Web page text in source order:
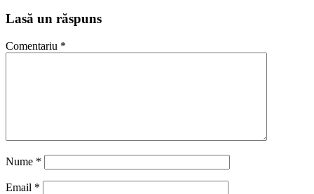
Lasă un răspuns
Comentariu *
Nume *
Email *